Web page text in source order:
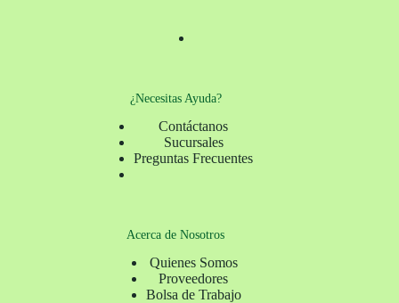
¿Necesitas Ayuda?
Contáctanos
Sucursales
Preguntas Frecuentes
Acerca de Nosotros
Quienes Somos
Proveedores
Bolsa de Trabajo